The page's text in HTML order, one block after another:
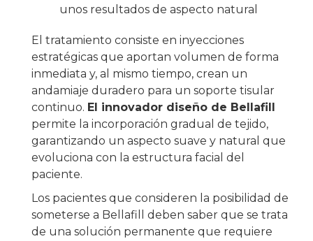
unos resultados de aspecto natural
El tratamiento consiste en inyecciones
estratégicas que aportan volumen de forma
inmediata y, al mismo tiempo, crean un
andamiaje duradero para un soporte tisular
continuo. El innovador diseño de Bellafill
permite la incorporación gradual de tejido,
garantizando un aspecto suave y natural que
evoluciona con la estructura facial del
paciente.
Los pacientes que consideren la posibilidad de
someterse a Bellafill deben saber que se trata
de una solución permanente que requiere